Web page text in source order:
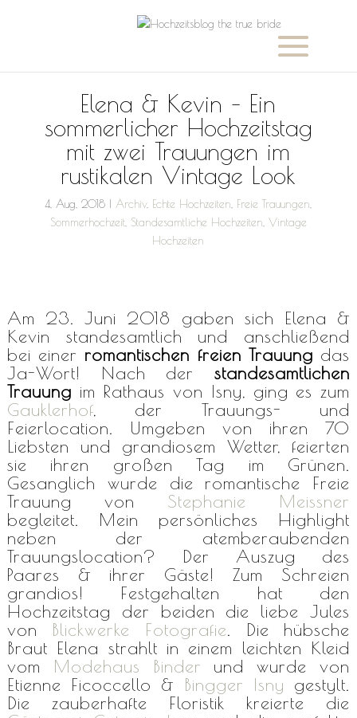
Elena & Kevin – Ein
sommerlicher Hochzeitstag
mit zwei Trauungen im
rustikalen Vintage Look
4, Aug, 2018 Archiv, Echte Hochzeiten Freie Trauungen
Sommerhochzeit, Standesamtliche Hochzeiten Vintage
Hochzeiten
Am 23. Juni 2018 gaben sich Elena &
Kevin standesamtlich und anschließend
bei einer romantischen freien Trauung das
Ja-Wort! Nach derstandesamtlichen
Trauung im Rathaus von Isny, ging es zum
Gauklerhof, der Trauungs- und
Feierlocation. Umgeben von ihren 70
Liebsten und grandiosem Wetter, feierten
sie ihren großen Tag im Grünen.
Gesanglich wurde die romantische Freie
Trauung von Stephanie Meissner
begleitet. Mein persönliches Highlight
neben der atemberaubenden
Trauungslocation? Der Auszug des
Paares & ihrer Gäste! Zum Schreien
grandios! Festgehalten hat den
Hochzeitstag der beiden die liebe Jules
von Blickwerke Fotografie. Die hübsche
Braut Elena strahlt in einem leichten Kleid
vom Modehaus Binder und wurde von
Etienne Ficoccello & Bingger Isny gestylt.
Die zauberhafte Floristik kreierte die